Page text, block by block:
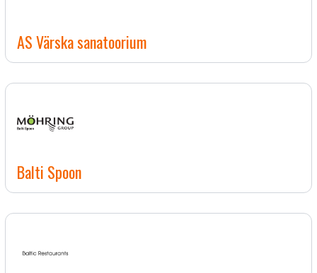
AS Värska sanatoorium
Balti Spoon